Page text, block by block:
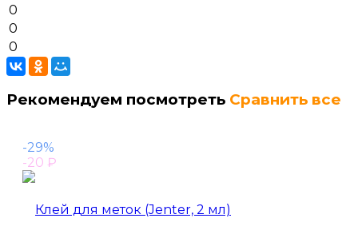
0
0
0
Рекомендуем посмотреть Сравнить все
-29%
-20 ₽